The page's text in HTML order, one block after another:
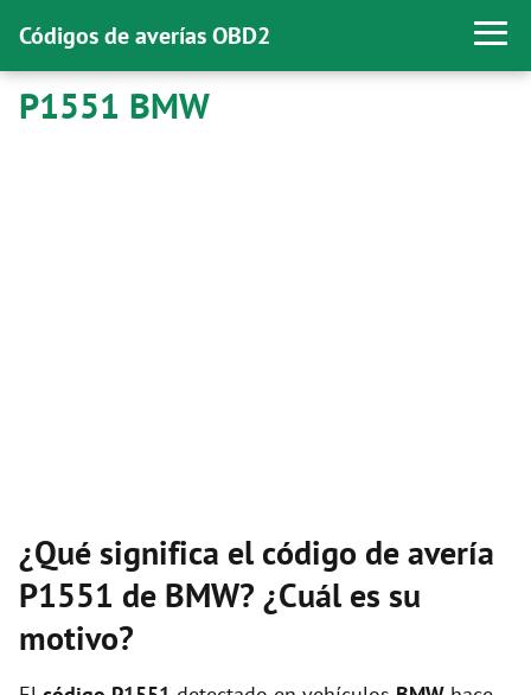
Códigos de averías OBD2
P1551 BMW
¿Qué significa el código de avería
P1551 de BMW? ¿Cuál es su
motivo?